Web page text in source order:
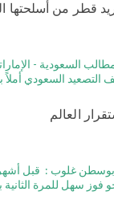
قطر من أسلحتها
السعودية -
التصعيد السعودي أملاً
العالم
غلوب : قبل أشهر
فوز سهل للمرة